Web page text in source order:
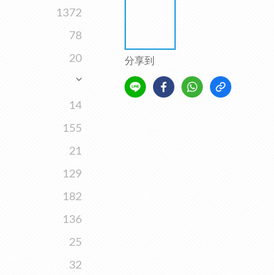
1372
78
20
14
155
21
129
182
136
25
32
分享到